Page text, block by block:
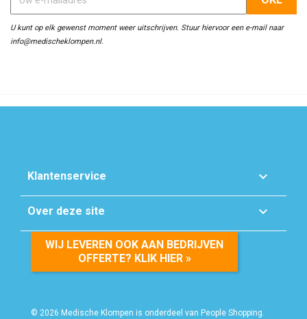
U kunt op elk gewenst moment weer uitschrijven. Stuur hiervoor een e-mail naar
info@medischeklompen.nl.
Klantenservice 
Over deze site 
WIJ LEVEREN OOK AAN BEDRIJVEN
OFFERTE? KLIK HIER »
© 2026 Medische Klompen is onderdeel van People Shopping.